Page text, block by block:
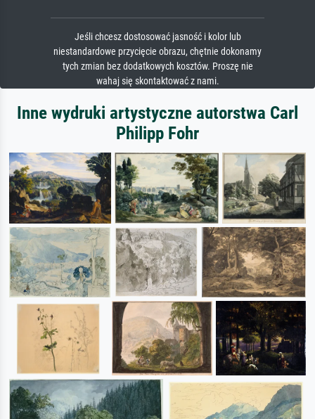
Jeśli chcesz dostosować jasność i kolor lub
niestandardowe przycięcie obrazu, chętnie dokonamy
tych zmian bez dodatkowych kosztów. Proszę nie
wahaj się skontaktować z nami.
Inne wydruki artystyczne autorstwa Carl
Philipp Fohr